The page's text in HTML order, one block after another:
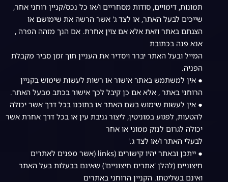
תמונות, דימויים, סודות מסחריים ו/או כל נכס/קניין רוחני אחר,
שייכים לבעל האתר, או לצד ג' אשר הרשה את שימושם או
הצגתם באתר וזאת אלא אם צוין אחרת. אם הנך מזהה הפרה ,
אנא פנה בכתובת
המייל ובעל האתר יברר ויסדיר את העניין תוך זמן סביר מקבלת
הפניה.
● אין למשתמש באתר אישור או רשות לעשות שימוש בקניין
הרוחני באתר , אלא אם כן קיבל לכך אישור בכתב מבעל האתר.
● אין לעשות שימוש בשם האתר או בתוכנו בכל דרך אשר יכולה
להטעות, לפגוע במוניטין, ליצור גניבת עין או בכל דרך אחרת אשר
יכולה לגרום לנזק ממוני או אחר
לבעלי האתר ו/או לצד ג.'
● ייתכן ובאתר יהיו קישורים (links (אשר מפנים לאתרים
חיצוניים (להלן 'אתרים חיצוניים') שאינם בבעלות בעל האתר
ואינם בשליטתו. הקניין הרוחני באתרים